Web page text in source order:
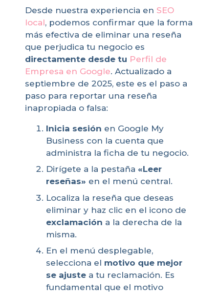
Desde nuestra experiencia en SEO
local, podemos confirmar que la forma
más efectiva de eliminar una reseña
que perjudica tu negocio es
directamente desde tu Perfil de
Empresa en Google. Actualizado a
septiembre de 2025, este es el paso a
paso para reportar una reseña
inapropiada o falsa:
Inicia sesión en Google My
Business con la cuenta que
administra la ficha de tu negocio.
Dirígete a la pestaña «Leer
reseñas» en el menú central.
Localiza la reseña que deseas
eliminar y haz clic en el icono de
exclamación a la derecha de la
misma.
En el menú desplegable,
selecciona el motivo que mejor
se ajustea tu reclamación. Es
fundamental que el motivo